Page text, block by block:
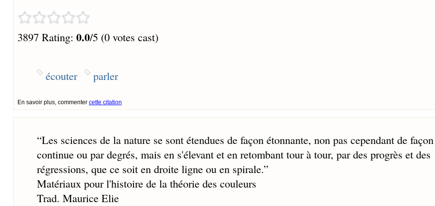
3897 Rating: 0.0/5 (0 votes cast)
écouter parler
En savoir plus, commenter cette citation
“Les sciences de la nature se sont étendues de façon étonnante, non pas cependant de façon
continue ou par degrés, mais en s'élevant et en retombant tour à tour, par des progrès et des
régressions, que ce soit en droite ligne ou en spirale.”
Matériaux pour l'histoire de la théorie des couleurs
Trad. Maurice Elie